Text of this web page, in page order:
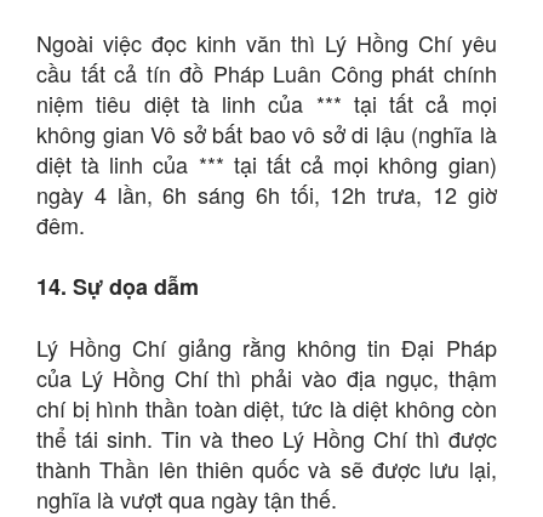
Ngoài việc đọc kinh văn thì Lý Hồng Chí yêu
cầu tất cả tín đồ Pháp Luân Công phát chính
niệm tiêu diệt tà linh của *** tại tất cả mọi
không gian Vô sở bất bao vô sở di lậu (nghĩa là
diệt tà linh của *** tại tất cả mọi không gian)
ngày 4 lần, 6h sáng 6h tối, 12h trưa, 12 giờ
đêm.
14. Sự dọa dẫm
Lý Hồng Chí giảng rằng không tin Đại Pháp
của Lý Hồng Chí thì phải vào địa ngục, thậm
chí bị hình thần toàn diệt, tức là diệt không còn
thể tái sinh. Tin và theo Lý Hồng Chí thì được
thành Thần lên thiên quốc và sẽ được lưu lại,
nghĩa là vượt qua ngày tận thế.